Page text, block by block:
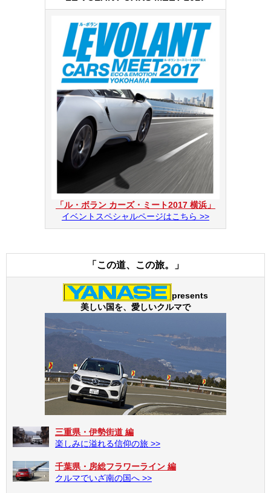
「ル・ボラン カーズ・ミート2017 横浜」
イベントスペシャルページはこちら >>
「この道、この旅。」
presents
美しい国を、愛しいクルマで
三重県・伊勢街道 編
楽しみに溢れる信仰の旅 >>
千葉県・房総フラワーライン 編
クルマでいざ南の国へ >>